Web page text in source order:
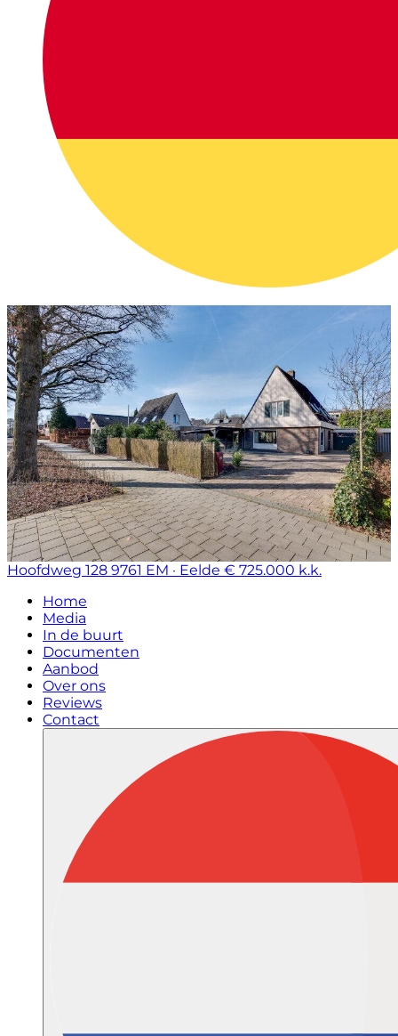
Hoofdweg 128 9761 EM · Eelde € 725.000 k.k.
Home
Media
In de buurt
Documenten
Aanbod
Over ons
Reviews
Contact